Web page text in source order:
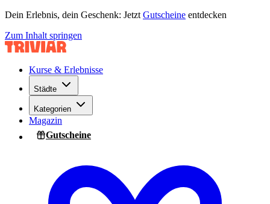
Dein Erlebnis, dein Geschenk: Jetzt Gutscheine entdecken
Zum Inhalt springen
Kurse & Erlebnisse
Städte
Kategorien
Magazin
Gutscheine